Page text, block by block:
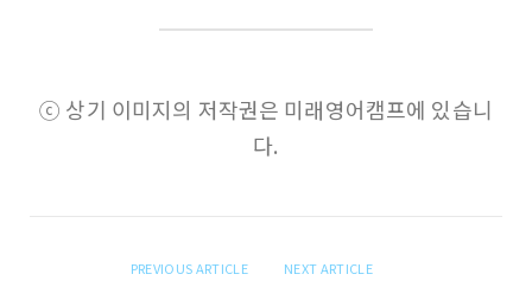
ⓒ 상기 이미지의 저작권은 미래영어캠프에 있습니
다.
PREVIOUS ARTICLE NEXT ARTICLE